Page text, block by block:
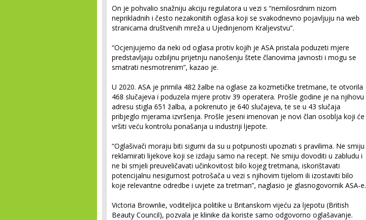
On je pohvalio snažniju akciju regulatora u vezi s “nemilosrdnim nizom
neprikladnih i često nezakonitih oglasa koji se svakodnevno pojavljuju na web
stranicama društvenih mreža u Ujedinjenom Kraljevstvu”.
“Ocjenjujemo da neki od oglasa protiv kojih je ASA pristala poduzeti mjere
predstavljaju ozbiljnu prijetnju nanošenju štete članovima javnosti i mogu se
smatrati nesmotrenim”, kazao je.
U 2020. ASA je primila 482 žalbe na oglase za kozmetičke tretmane, te otvorila
468 slučajeva i poduzela mjere protiv 39 operatera. Prošle godine je na njihovu
adresu stigla 651 žalba, a pokrenuto je 640 slučajeva, te se u 43 slučaja
pribjeglo mjerama izvršenja. Prošle jeseni imenovan je novi član osoblja koji će
vršiti veću kontrolu ponašanja u industriji ljepote.
“Oglašivači moraju biti sigurni da su u potpunosti upoznati s pravilima. Ne smiju
reklamirati lijekove koji se izdaju samo na recept. Ne smiju dovoditi u zabludu i
ne bi smjeli preuveličavati učinkovitost bilo kojeg tretmana, iskorištavati
potencijalnu nesigurnost potrošača u vezi s njihovim tijelom ili izostaviti bilo
koje relevantne odredbe i uvjete za tretman”, naglasio je glasnogovornik ASA-e.
Victoria Brownlie, voditeljica politike u Britanskom vijeću za ljepotu (British
Beauty Council), pozvala je klinike da koriste samo odgovorno oglašavanje.